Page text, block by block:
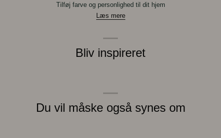
Tilføj farve og personlighed til dit hjem
Læs mere
Bliv inspireret
Du vil måske også synes om